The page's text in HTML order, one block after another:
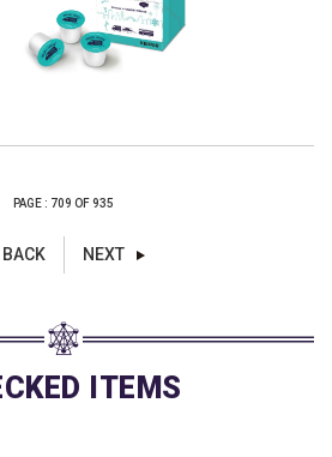
PAGE : 709 OF 935
BACK NEXT
ITEMS